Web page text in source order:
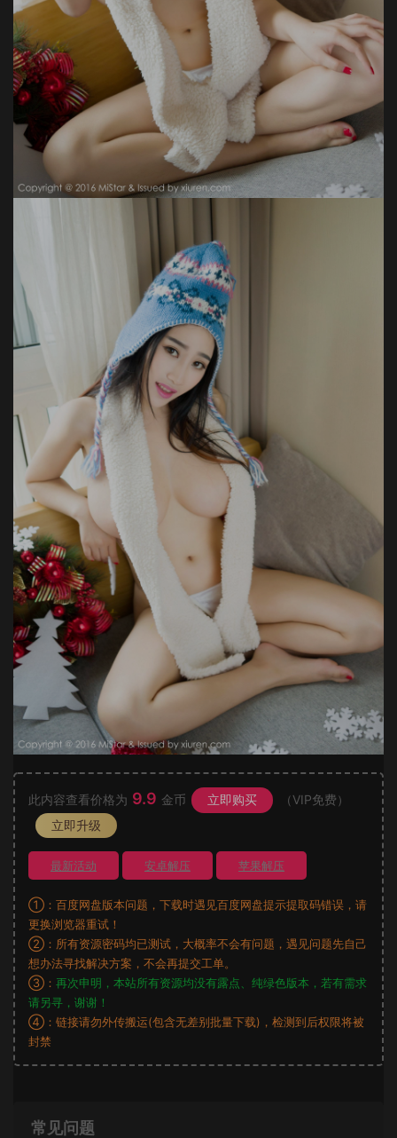
此内容查看价格为 9.9 金币 立即购买
（VIP免费）
立即升级
最新活动 安卓解压 苹果解压
①：百度网盘版本问题，下载时遇见百度网盘提示提取码错误，请
更换浏览器重试！
②：所有资源密码均已测试，大概率不会有问题，遇见问题先自己
想办法寻找解决方案，不会再提交工单。
③： 再次申明，本站所有资源均没有露点、纯绿色版本，若有需求
请另寻，谢谢！
④：链接请勿外传搬运(包含无差别批量下载)，检测到后权限将被
封禁
常见问题